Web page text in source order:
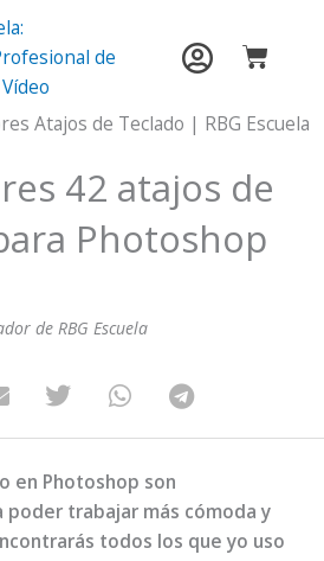
42 atajos de
Photoshop
de RBG Escuela
en Photoshop son
poder trabajar más cómoda y
todos los que yo uso